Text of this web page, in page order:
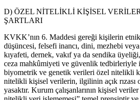
D) ÖZEL NİTELİKLİ KİŞİSEL
ŞARTLARI
KVKK’nın 6. Maddesi gereği kişilerin
düşüncesi, felsefi inancı, dini, mezhebi
kıyafeti, dernek, vakıf ya da sendika üyeliği,
ceza mahkûmiyeti ve güvenlik
biyometrik ve genetik verileri özel nitelikli
nitelikli kişisel verilerin, ilgilinin açık rızası
yasaktır. Kurum çalışanlarının kişisel veriler